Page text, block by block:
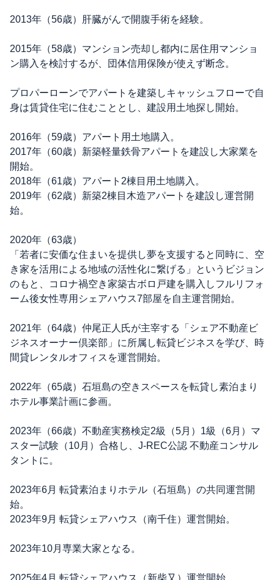
2013年（56歳）肝臓がんで開腹手術を経験。
2015年（58歳）マンション売却し都内に居住用マンショ
ン購入を検討するが、団体信用保険が使えず断念。
プロパーローンでアパートを建築しキャッシュフローで自
身は賃貸住宅に住むこととし、建設用土地探し開始。
2016年（59歳）アパート用土地購入。
2017年（60歳）新築軽量鉄骨アパートを建設し大家業を
開始。
2018年（61歳）アパート2棟目用土地購入。
2019年（62歳）新築2棟目木造アパートを建設し運営開
始。
2020年（63歳）
「若者に安価な住まいを提供し夢を支援すると同時に、空
き家を活用による地域の活性化に繋げる」というビジョン
のもと、コロナ禍空き家築古ボロ戸建を購入しフルリフォ
ーム後女性専用シェアハウス7部屋を自主運営開始。
2021年（64歳）仲尾正人氏が主宰する「シェア不動産ビ
ジネスオーナー倶楽部」に所属し転貸ビジネスを学び、時
間貸レンタルオフィスを運営開始。
2022年（65歳）石垣島の空きスペースを転貸し素泊まり
ホテル事業計画に参画。
2023年（66歳）不動産実務検定2級（5月）1級（6月）マ
スター試験（10月）合格し、J-REC公認 不動産コンサル
タントに。
2023年6月 転貸素泊まりホテル（石垣島）の共同運営開
始。
2023年9月 転貸シェアハウス（南千住）運営開始。
2023年10月専業大家となる。
2025年4月 転貸シェアハウス（新柴又）運営開始。